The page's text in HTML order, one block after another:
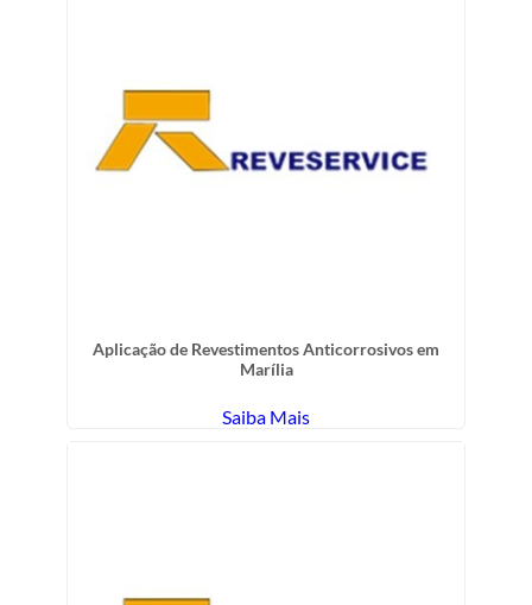
Aplicação de Revestimentos Anticorrosivos em
Marília
Saiba Mais